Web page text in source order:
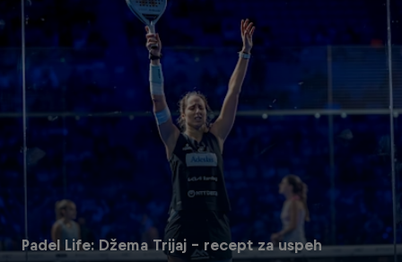
Padel Life: Džema Trijaj – recept za uspeh